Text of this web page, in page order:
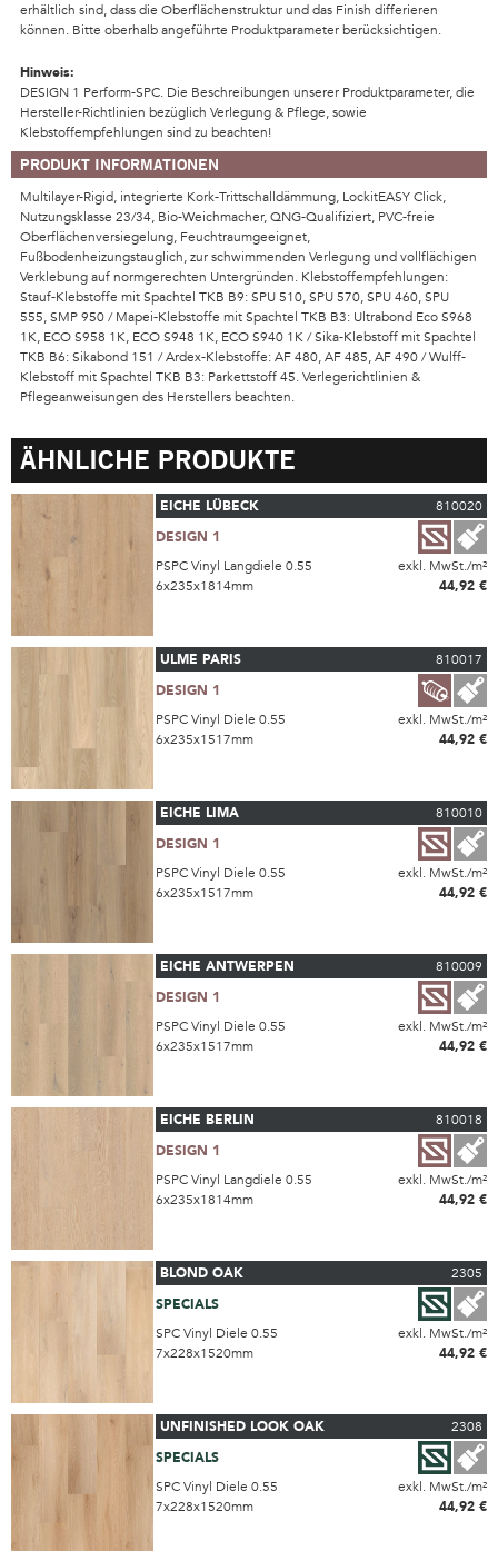
erhältlich sind, dass die Oberflächenstruktur und das Finish differieren
können. Bitte oberhalb angeführte Produktparameter berücksichtigen.
Hinweis:
DESIGN 1 Perform-SPC. Die Beschreibungen unserer Produktparameter, die
Hersteller-Richtlinien bezüglich Verlegung & Pflege, sowie
Klebstoffempfehlungen sind zu beachten!
PRODUKT INFORMATIONEN
Multilayer-Rigid, integrierte Kork-Trittschalldämmung, LockitEASY Click,
Nutzungsklasse 23/34, Bio-Weichmacher, QNG-Qualifiziert, PVC-freie
Oberflächenversiegelung, Feuchtraumgeeignet,
Fußbodenheizungstauglich, zur schwimmenden Verlegung und vollflächigen
Verklebung auf normgerechten Untergründen. Klebstoffempfehlungen:
Stauf-Klebstoffe mit Spachtel TKB B9: SPU 510, SPU 570, SPU 460, SPU
555, SMP 950 / Mapei-Klebstoffe mit Spachtel TKB B3: Ultrabond Eco S968
1K, ECO S958 1K, ECO S948 1K, ECO S940 1K / Sika-Klebstoff mit Spachtel
TKB B6: Sikabond 151 / Ardex-Klebstoffe: AF 480, AF 485, AF 490 / Wulff-
Klebstoff mit Spachtel TKB B3: Parkettstoff 45. Verlegerichtlinien &
Pflegeanweisungen des Herstellers beachten.
ÄHNLICHE PRODUKTE
EICHE LÜBECK
810020
DESIGN 1
PSPC Vinyl Langdiele 0.55
exkl. MwSt./m²
6x235x1814mm
44,92 €
ULME PARIS
810017
DESIGN 1
PSPC Vinyl Diele 0.55
exkl. MwSt./m²
6x235x1517mm
44,92 €
EICHE LIMA
810010
DESIGN 1
PSPC Vinyl Diele 0.55
exkl. MwSt./m²
6x235x1517mm
44,92 €
EICHE ANTWERPEN
810009
DESIGN 1
PSPC Vinyl Diele 0.55
exkl. MwSt./m²
6x235x1517mm
44,92 €
EICHE BERLIN
810018
DESIGN 1
PSPC Vinyl Langdiele 0.55
exkl. MwSt./m²
6x235x1814mm
44,92 €
BLOND OAK
2305
SPECIALS
SPC Vinyl Diele 0.55
exkl. MwSt./m²
7x228x1520mm
44,92 €
UNFINISHED LOOK OAK
2308
SPECIALS
SPC Vinyl Diele 0.55
exkl. MwSt./m²
7x228x1520mm
44,92 €